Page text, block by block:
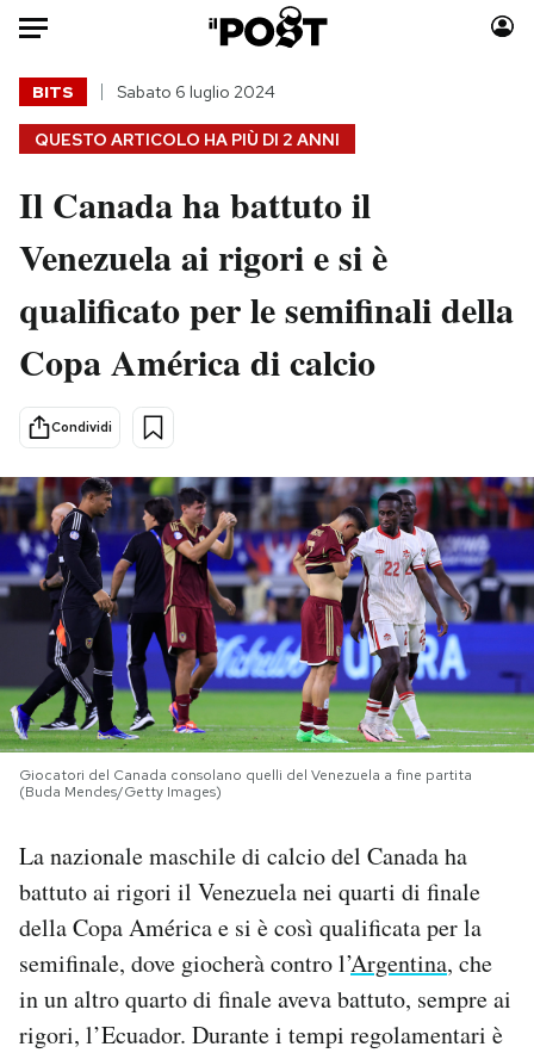
Auto
HOME
Italia
Politica
Tecnologia
Scienza
Cultura
Economia
Sport
Moda
Consumismi
Storie/Idee
Media
Mondiali calcio 2026
PODCAST
NEWSLETTER
I MIEI PREFERITI
CALENDARIO
AREA PERSONALE
Area Personale
QUESTO ARTICOLO HA PIÙ DI 2 ANNI
BITS Sabato 6 luglio 2024
Il Canada ha battuto il
Venezuela ai rigori e si è
qualificato per le semifinali della
Copa América di calcio
Condividi
Giocatori del Canada consolano quelli del Venezuela a fine partita
(Buda Mendes/Getty Images)
La nazionale maschile di calcio del Canada ha
battuto ai rigori il Venezuela nei quarti di finale
della Copa América e si è così qualificata per la
semifinale, dove giocherà contro l’Argentina, che
in un altro quarto di finale aveva battuto, sempre ai
rigori, l’Ecuador. Durante i tempi regolamentari è